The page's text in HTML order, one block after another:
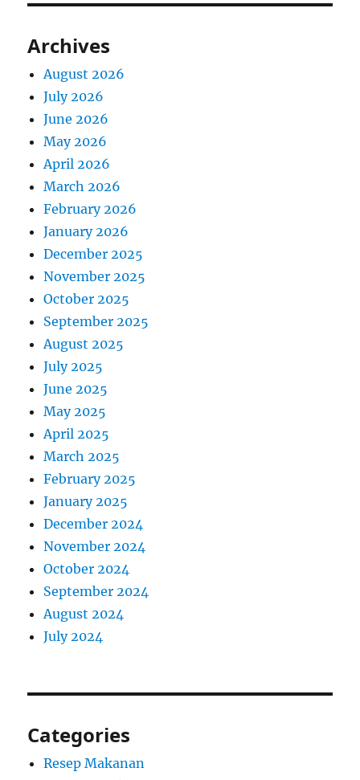
Archives
August 2026
July 2026
June 2026
May 2026
April 2026
March 2026
February 2026
January 2026
December 2025
November 2025
October 2025
September 2025
August 2025
July 2025
June 2025
May 2025
April 2025
March 2025
February 2025
January 2025
December 2024
November 2024
October 2024
September 2024
August 2024
July 2024
Categories
Resep Makanan